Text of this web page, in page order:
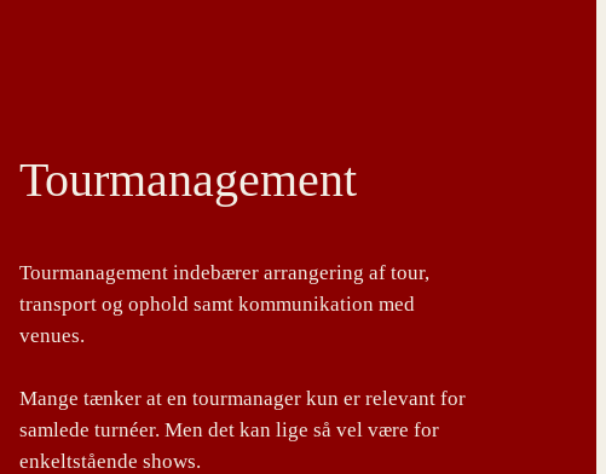
Tourmanagement
Tourmanagement indebærer arrangering af tour,
transport og ophold samt kommunikation med
venues.
Mange tænker at en tourmanager kun er relevant for
samlede turnéer. Men det kan lige så vel være for
enkeltstående shows.